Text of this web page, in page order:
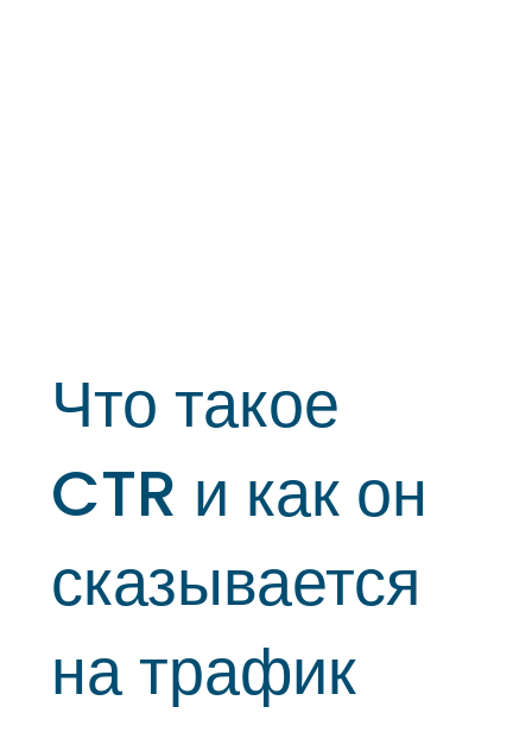
Что такое
CTR и как он
сказывается
на трафик